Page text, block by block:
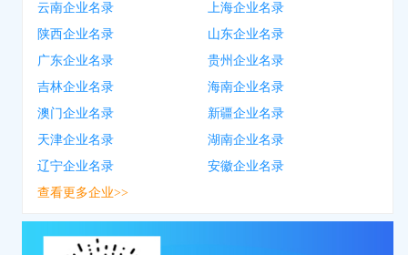
云南企业名录
上海企业名录
陕西企业名录
山东企业名录
广东企业名录
贵州企业名录
吉林企业名录
海南企业名录
澳门企业名录
新疆企业名录
天津企业名录
湖南企业名录
辽宁企业名录
安徽企业名录
查看更多企业>>